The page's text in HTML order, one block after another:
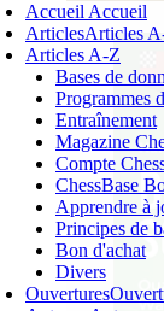
Accueil Accueil
ArticlesArticles
Articles A-Z
Bases de
Programmes
Entraînement
Magazine
Compte
ChessBase
Apprendre à
Principes de
Bon d'achat
Divers
Ouvertures